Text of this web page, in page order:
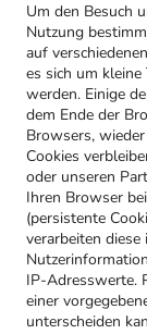
Um den Besuch
Nutzung
auf
es sich um
werden. Einige
dem Ende der
Browsers,
Cookies
oder unseren
Ihren Browser
(persistente
verarbeiten
IP-Adresswerte.
einer
unterscheiden